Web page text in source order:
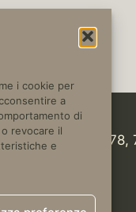
i cookie per
a
di
revocare il
e
Adriatica, Km 978,